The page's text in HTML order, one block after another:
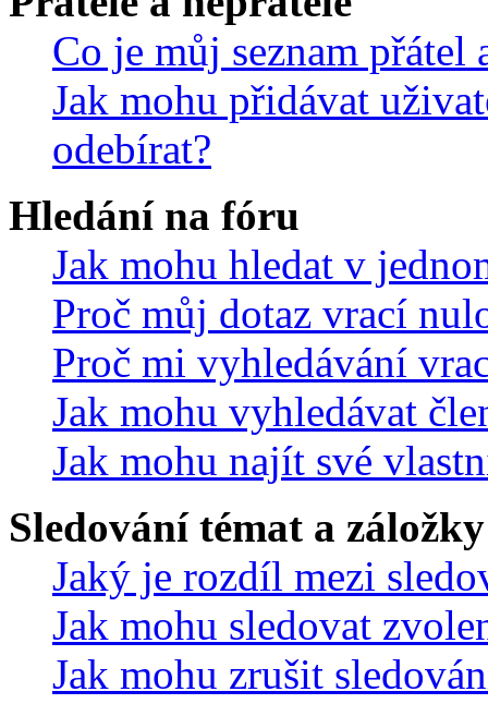
Co je můj seznam přátel
Jak mohu přidávat
odebírat?
Hledání na fóru
Jak mohu hledat v
Proč můj dotaz vrací
Proč mi vyhledávání
Jak mohu vyhledávat
Jak mohu najít své
Sledování témat a záložky
Jaký je rozdíl mezi
Jak mohu sledovat
Jak mohu zrušit